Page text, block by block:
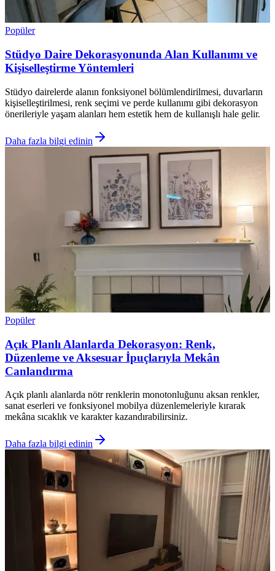
Popüler
Stüdyo Daire Dekorasyonunda Alan Kullanımı ve
Kişiselleştirme Yöntemleri
Stüdyo dairelerde alanın fonksiyonel bölümlendirilmesi, duvarların
kişiselleştirilmesi, renk seçimi ve perde kullanımı gibi dekorasyon
önerileriyle yaşam alanları hem estetik hem de kullanışlı hale gelir.
Daha fazla bilgi edinin
Popüler
Açık Planlı Alanlarda Dekorasyon: Renk,
Düzenleme ve Aksesuar İpuçlarıyla Mekân
Canlandırma
Açık planlı alanlarda nötr renklerin monotonluğunu aksan renkler,
sanat eserleri ve fonksiyonel mobilya düzenlemeleriyle kırarak
mekâna sıcaklık ve karakter kazandırabilirsiniz.
Daha fazla bilgi edinin